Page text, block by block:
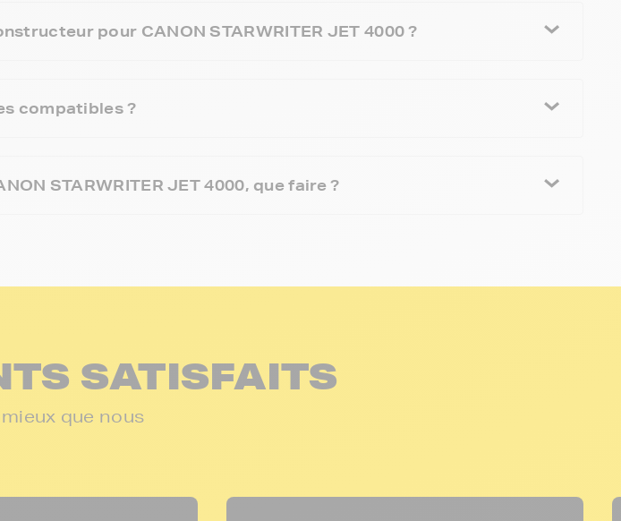
pour CANON STARWRITER JET 4000 ?
compatibles ?
STARWRITER JET 4000, que faire ?
SATISFAITS
que nous